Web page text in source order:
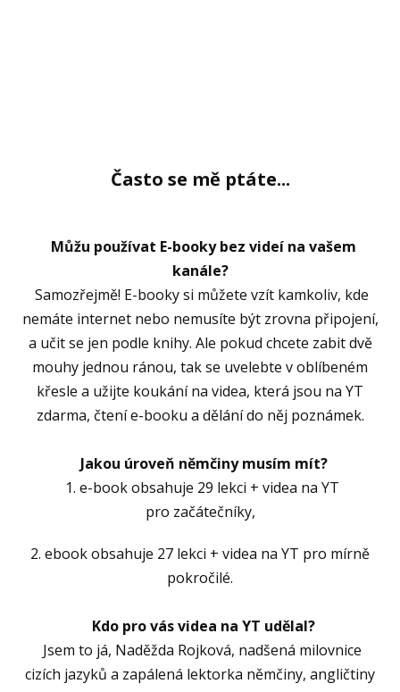
Často se mě ptáte...
Můžu používat E-booky bez videí na vašem
kanále?
Samozřejmě! E-booky si můžete vzít kamkoliv, kde
nemáte internet nebo nemusíte být zrovna připojení,
a učit se jen podle knihy. Ale pokud chcete zabit dvě
mouhy jednou ránou, tak se uvelebte v oblíbeném
křesle a užijte koukání na videa, která jsou na YT
zdarma, čtení e-booku a dělání do něj poznámek.
Jakou úroveň němčiny musím mít?
1. e-book obsahuje 29 lekci + videa na YT
pro začátečníky,
2. ebook obsahuje 27 lekci + videa na YT pro mírně
pokročilé.
Kdo pro vás videa na YT udělal?
Jsem to já, Naděžda Rojková, nadšená milovnice
cizích jazyků a zapálená lektorka němčiny, angličtiny